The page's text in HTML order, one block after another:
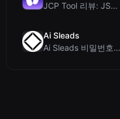
JCP Tool 리뷰: JSON, CSV, YAML, XML을 위한 무료 클라이언트 측 데...
Ai Sleads
Ai Sleads 비밀번호 강도 검사기 리뷰: 제로 업로드, 실시간 엔트로피 분석